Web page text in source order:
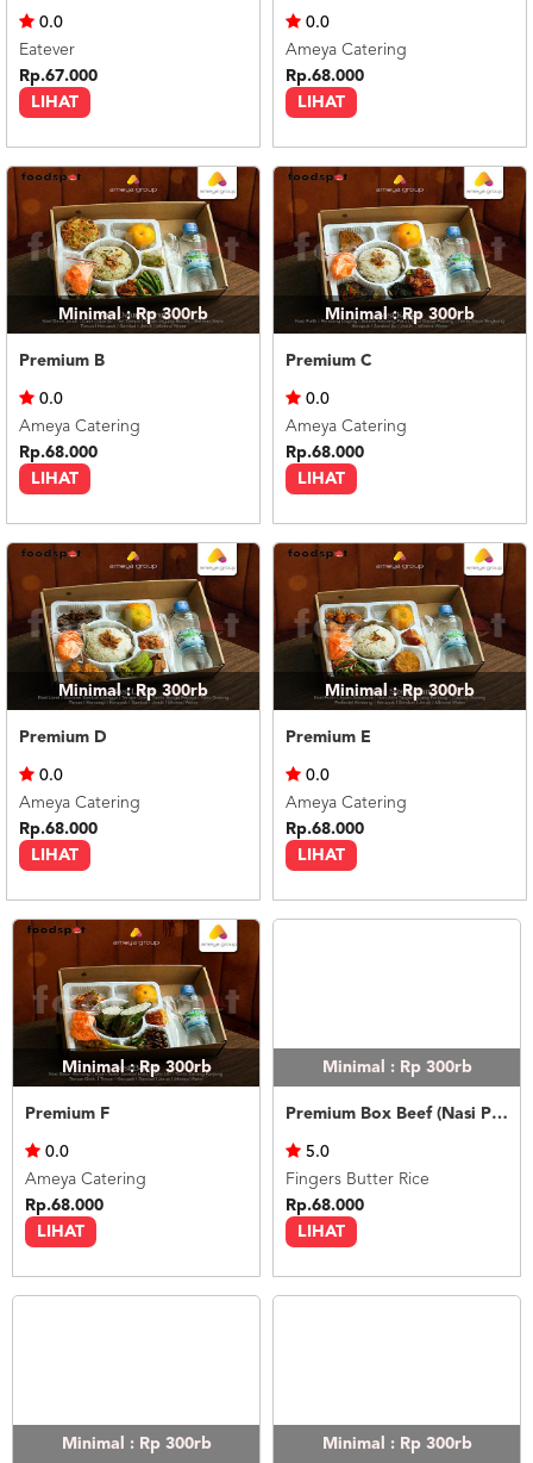
LIHAT
0.0
Eatever
Rp.67.000
LIHAT
0.0
Ameya Catering
Rp.68.000
Minimal : Rp 300rb
Premium B
LIHAT
0.0
Ameya Catering
Rp.68.000
Minimal : Rp 300rb
Premium C
LIHAT
0.0
Ameya Catering
Rp.68.000
Minimal : Rp 300rb
Premium D
LIHAT
0.0
Ameya Catering
Rp.68.000
Minimal : Rp 300rb
Premium E
LIHAT
0.0
Ameya Catering
Rp.68.000
Minimal : Rp 300rb
Premium F
LIHAT
0.0
Ameya Catering
Rp.68.000
Minimal : Rp 300rb
Premium Box Beef (Nasi Putih)
LIHAT
5.0
Fingers Butter Rice
Rp.68.000
Minimal : Rp 300rb Minimal : Rp 300rb